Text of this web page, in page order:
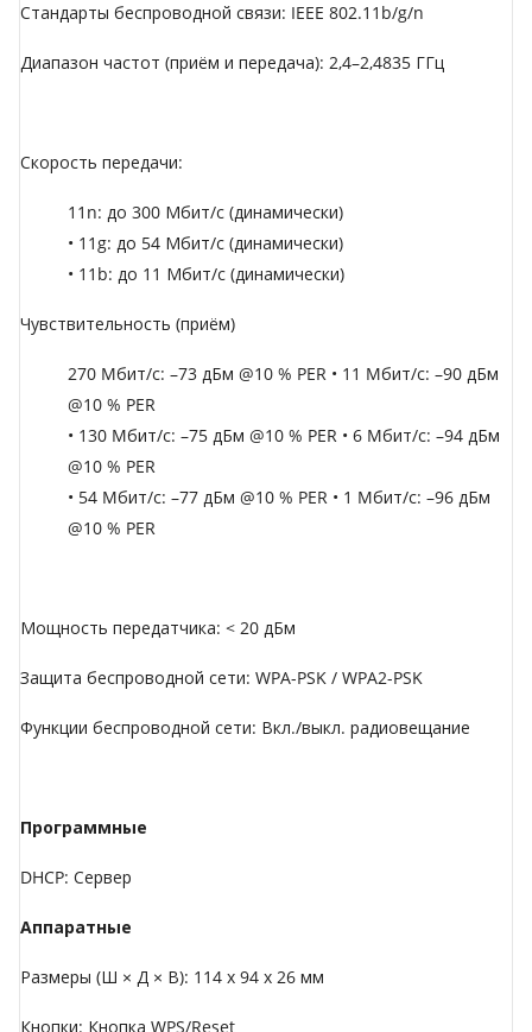
Стандарты беспроводной связи: IEEE 802.11b/g/n
Диапазон частот (приём и передача): 2,4–2,4835 ГГц
Скорость передачи:
11n: до 300 Мбит/с (динамически)
• 11g: до 54 Мбит/с (динамически)
• 11b: до 11 Мбит/с (динамически)
Чувствительность (приём)
270 Mбит/с: –73 дБм @10 % PER • 11 Mбит/с: –90 дБм
@10 % PER
• 130 Mбит/с: –75 дБм @10 % PER • 6 Mбит/с: –94 дБм
@10 % PER
• 54 Mбит/с: –77 дБм @10 % PER • 1 Mбит/с: –96 дБм
@10 % PER
Мощность передатчика: < 20 дБм
Защита беспроводной сети: WPA-PSK / WPA2-PSK
Функции беспроводной сети: Вкл./выкл. радиовещание
Программные
DHCP: Сервер
Аппаратные
Размеры (Ш × Д × В): 114 x 94 x 26 мм
Кнопки: Кнопка WPS/Reset